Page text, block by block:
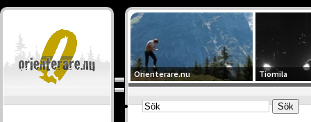
Orienterare.nu Tiomila